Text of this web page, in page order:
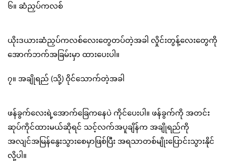
၆။ ဆံညှပ်ကလစ်
ယိုးဒယားဆံညှပ်ကလစ်လေးတွေတပ်တဲ့အခါ လှိုင်းတွန့်လေးတွေကို
အောက်ဘက်အခြမ်းမှာ ထားပေးပါ။
၇။ အချိုရည် (သို့) ဝိုင်သောက်တဲ့အခါ
ဖန်ခွက်လေးရဲ့အောက်ခြေကနေပဲ ကိုင်ပေးပါ။ ဖန်ခွက်ကို အတင်း
ဆုပ်ကိုင်ထားမယ်ဆိုရင် သင့်လက်အပူချိန်က အချိုရည်ကို
အလျင်အမြန်နွေးသွားစေမှာဖြစ်ပြီး အရသာတစ်မျိုးပြောင်းသွားနိုင်
လို့ပါ။